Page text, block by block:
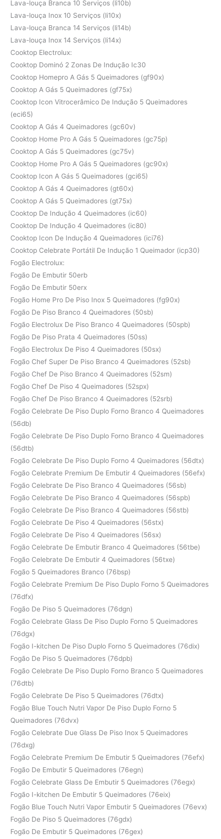
Lava-louça Branca 10 Serviços (li10b)
Lava-louça Inox 10 Serviços (li10x)
Lava-louça Branca 14 Serviços (li14b)
Lava-louça Inox 14 Serviços (li14x)
Cooktop Electrolux:
Cooktop Dominó 2 Zonas De Indução Ic30
Cooktop Homepro A Gás 5 Queimadores (gf90x)
Cooktop A Gás 5 Queimadores (gf75x)
Cooktop Icon Vitrocerâmico De Indução 5 Queimadores
(eci65)
Cooktop A Gás 4 Queimadores (gc60v)
Cooktop Home Pro A Gás 5 Queimadores (gc75p)
Cooktop A Gás 5 Queimadores (gc75v)
Cooktop Home Pro A Gás 5 Queimadores (gc90x)
Cooktop Icon A Gás 5 Queimadores (gci65)
Cooktop A Gás 4 Queimadores (gt60x)
Cooktop A Gás 5 Queimadores (gt75x)
Cooktop De Indução 4 Queimadores (ic60)
Cooktop De Indução 4 Queimadores (ic80)
Cooktop Icon De Indução 4 Queimadores (ici76)
Cooktop Celebrate Portátil De Indução 1 Queimador (icp30)
Fogão Electrolux:
Fogão De Embutir 50erb
Fogão De Embutir 50erx
Fogão Home Pro De Piso Inox 5 Queimadores (fg90x)
Fogão De Piso Branco 4 Queimadores (50sb)
Fogão Electrolux De Piso Branco 4 Queimadores (50spb)
Fogão De Piso Prata 4 Queimadores (50ss)
Fogão Electrolux De Piso 4 Queimadores (50sx)
Fogão Chef Super De Piso Branco 4 Queimadores (52sb)
Fogão Chef De Piso Branco 4 Queimadores (52sm)
Fogão Chef De Piso 4 Queimadores (52spx)
Fogão Chef De Piso Branco 4 Queimadores (52srb)
Fogão Celebrate De Piso Duplo Forno Branco 4 Queimadores
(56db)
Fogão Celebrate De Piso Duplo Forno Branco 4 Queimadores
(56dtb)
Fogão Celebrate De Piso Duplo Forno 4 Queimadores (56dtx)
Fogão Celebrate Premium De Embutir 4 Queimadores (56efx)
Fogão Celebrate De Piso Branco 4 Queimadores (56sb)
Fogão Celebrate De Piso Branco 4 Queimadores (56spb)
Fogão Celebrate De Piso Branco 4 Queimadores (56stb)
Fogão Celebrate De Piso 4 Queimadores (56stx)
Fogão Celebrate De Piso 4 Queimadores (56sx)
Fogão Celebrate De Embutir Branco 4 Queimadores (56tbe)
Fogão Celebrate De Embutir 4 Queimadores (56txe)
Fogão 5 Queimadores Branco (76bsp)
Fogão Celebrate Premium De Piso Duplo Forno 5 Queimadores
(76dfx)
Fogão De Piso 5 Queimadores (76dgn)
Fogão Celebrate Glass De Piso Duplo Forno 5 Queimadores
(76dgx)
Fogão I-kitchen De Piso Duplo Forno 5 Queimadores (76dix)
Fogão De Piso 5 Queimadores (76dpb)
Fogão Celebrate De Piso Duplo Forno Branco 5 Queimadores
(76dtb)
Fogão Celebrate De Piso 5 Queimadores (76dtx)
Fogão Blue Touch Nutri Vapor De Piso Duplo Forno 5
Queimadores (76dvx)
Fogão Celebrate Due Glass De Piso Inox 5 Queimadores
(76dxg)
Fogão Celebrate Premium De Embutir 5 Queimadores (76efx)
Fogão De Embutir 5 Queimadores (76egn)
Fogão Celebrate Glass De Embutir 5 Queimadores (76egx)
Fogão I-kitchen De Embutir 5 Queimadores (76eix)
Fogão Blue Touch Nutri Vapor Embutir 5 Queimadores (76evx)
Fogão De Piso 5 Queimadores (76gdx)
Fogão De Embutir 5 Queimadores (76gex)